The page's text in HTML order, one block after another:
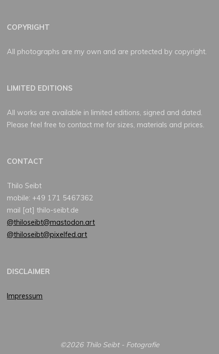
COPYRIGHT
All photographs are my own and are protected by copyright.
LIMITED EDITIONS
All works are available in limited editions, signed and dated.
Please feel free to contact me for sizes, materials and prices.
CONTACT
Thilo Seibt
mobile: +49 171 5467362
mail [at] thilo-seibt.de
@thiloseibt@mastodon.art
@thiloseibt@pixelfed.art
DISCLAIMER
Impressum
©2026 Thilo Seibt - Fotografie